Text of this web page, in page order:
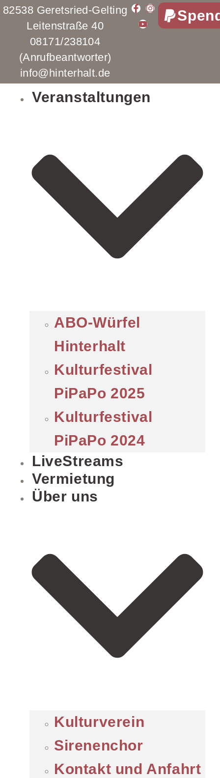
82538 Geretsried-Gelting
Leitenstraße 40
08171/238104
(Anrufbeantworter)
info@hinterhalt.de
Veranstaltungen
ABO-Würfel
Hinterhalt
Kulturfestival
PiPaPo 2025
Kulturfestival
PiPaPo 2024
LiveStreams
Vermietung
Über uns
Kulturverein
Sirenenchor
Kontakt und Anfahrt